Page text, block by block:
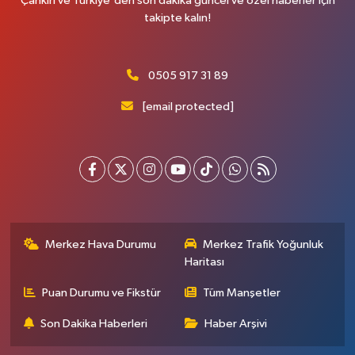
takipte kalın!
0505 917 31 89
[email protected]
Merkez Hava Durumu
Merkez Trafik Yoğunluk
Haritası
Puan Durumu ve Fikstür Tüm Manşetler
Son Dakika Haberleri Haber Arşivi